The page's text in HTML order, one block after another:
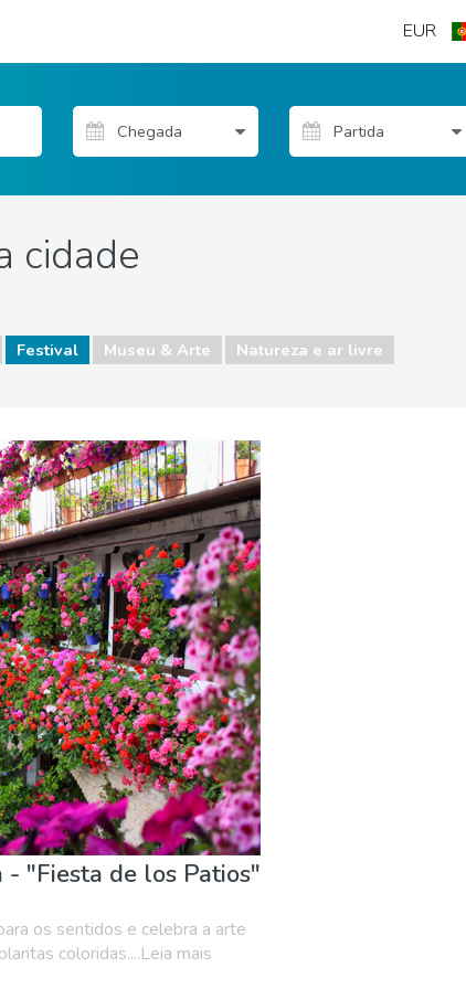
EUR
cidade
Festival Museu & Arte Natureza e ar livre
ar livre
- "Fiesta de los Patios"
os sentidos e celebra a arte
coloridas....Leia mais